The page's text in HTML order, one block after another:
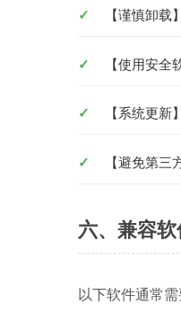
【谨慎卸
【使用安全
【系统更
【避免第
六、兼容软
以下软件通常需